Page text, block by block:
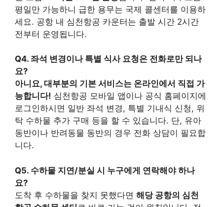
평일만 가능하니 급한 용무는 국제 콜센터를 이용하
세요. 공항 내 심천항공 카운터는 출발 시간 2시간
전부터 운영됩니다.
Q4. 좌석 변경이나 특별 식사 요청은 전화로만 되나
요?
아니요, 대부분의 기본 서비스는 온라인에서 직접 가
능합니다! 심천항공 모바일 앱이나 공식 홈페이지에
로그인하시면 일반 좌석 변경, 특별 기내식 신청, 위
탁 수하물 추가 구매 등을 할 수 있습니다. 단, 유아
동반이나 반려동물 동반의 경우 전화 상담이 필요합
니다.
Q5. 수하물 지연/분실 시 누구에게 연락해야 하나
요?
도착 후 수하물을 찾지 못했다면 해당 공항의 심천